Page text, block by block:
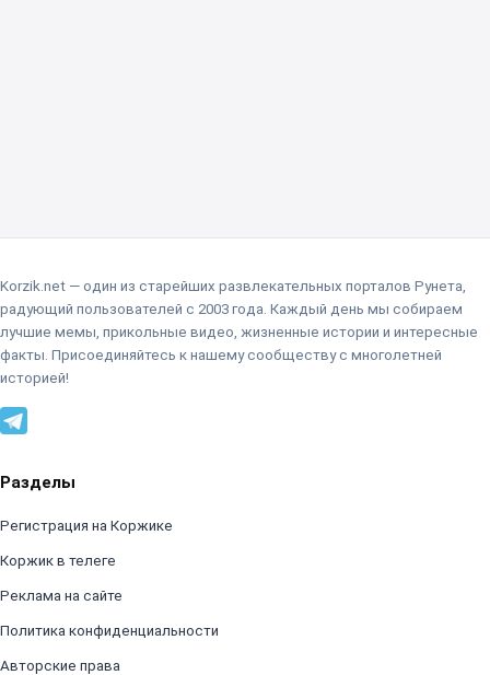
Korzik.net — один из старейших развлекательных порталов Рунета,
радующий пользователей с 2003 года. Каждый день мы собираем
лучшие мемы, прикольные видео, жизненные истории и интересные
факты. Присоединяйтесь к нашему сообществу с многолетней
историей!
Разделы
Регистрация на Коржике
Коржик в телеге
Реклама на сайте
Политика конфиденциальности
Авторские права